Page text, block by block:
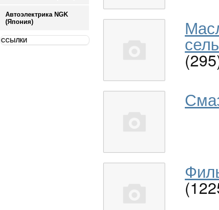
Автоэлектрика NGK
(Япония)
ССЫЛКИ